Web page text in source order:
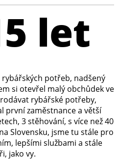
let
potřeb, nadšený
si otevřel malý obchůdek ve
rybářské potřeby,
první zaměstnance a větší
3 stěhování, s více než 40
Slovensku, jsme tu stále pro
lepšími službami a stále
jako vy.